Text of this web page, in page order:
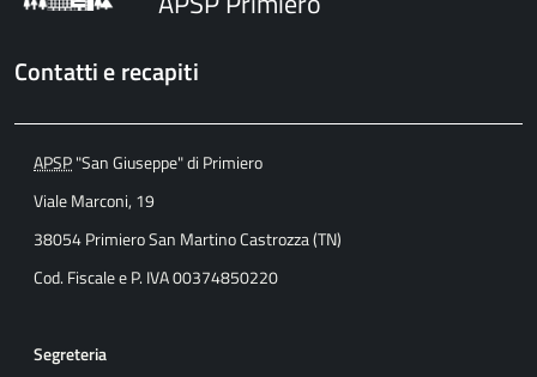
Contatti e recapiti
APSP"San Giuseppe" di Primiero
Viale Marconi, 19
38054 Primiero San Martino Castrozza (TN)
Cod. Fiscale e P. IVA 00374850220
Segreteria